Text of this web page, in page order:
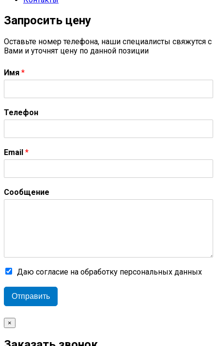
Запросить цену
Оставьте номер телефона, наши специалисты свяжутся с
Вами и уточнят цену по данной позиции
Имя *
Телефон
Email *
Сообщение
Даю согласие на обработку персональных данных
Отправить
×